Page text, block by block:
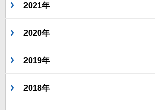
2021年
2020年
2019年
2018年